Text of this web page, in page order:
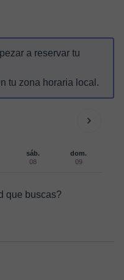
a reservar tu
tu zona horaria local.
sáb.
08
dom.
09
que buscas?